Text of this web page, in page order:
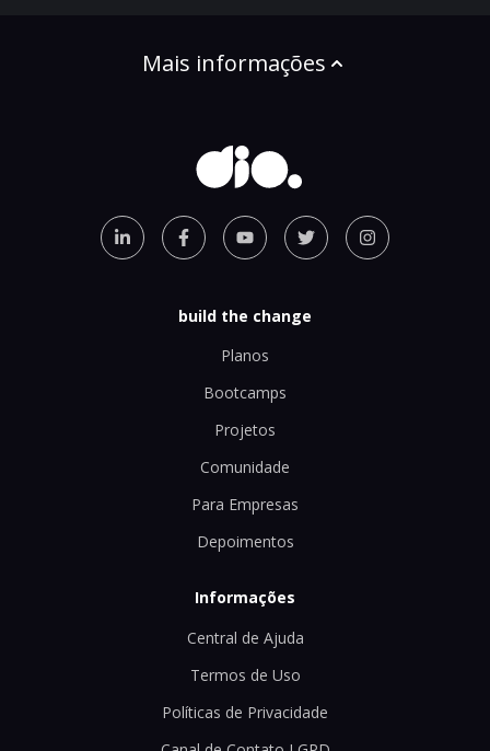
Mais informações
build the change
Planos
Bootcamps
Projetos
Comunidade
Para Empresas
Depoimentos
Informações
Central de Ajuda
Termos de Uso
Políticas de Privacidade